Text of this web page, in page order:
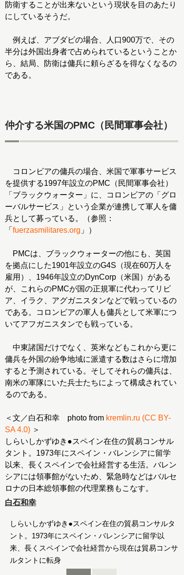
防衛することが出来ないという現状を目のあたり
にしているそうだ。
例えば、アブダビの場合、人口900万で、その
半分は外国出身者で占められているということか
ら、結局、防衛は傭兵に頼らざるを得なくなるの
である。
仲介する米国のPMC（民間軍事会社）
コロンビアの傭兵の場合、米国で軍事サービス
を提供する1997年設立のPMC（民間軍事会社）
「ブラックウォーター」に、コロンビアの「グロ
ーバルサービス」という企業が連携して軍人を傭
兵として募っている。（参照：
「 fuerzasmilitares.org 」）
PMCは、ブラックウォーターの他にも、英国
を拠点にした1901年設立のG4S（現在60万人を
雇用）、1946年設立のDynCorp（米国）がある
が、これらのPMCが国の正規軍に代わってリビ
ア、イラク、アグガニスタンなどで戦っているの
である。コロンビアの軍人も傭兵として米軍につ
いてアフガニスタンでも戦っている。
中東諸国だけでなく、英米などもこれから更に
傭兵を外国の紛争地域に派遣する数はさらに増加
すると予測されている。そしてそれらの傭兵は、
南米の軍隊にいた兵士たちによって構成されてい
るのである。
＜文／白石和幸 photo from kremlin.ru (CC BY-
SA 4.0) ＞
しらいしかずゆき●スペイン在住の貿易コンサル
タント。1973年にスペイン・バレンシアに留学
以来、長くスペインで会社経営する生活。バレン
シアには領事館がないため、緊急時などはバルセ
ロナの日本総領事館の代理業務もこなす。
白石和幸
しらいしかずゆき●スペイン在住の貿易コンサルタ
ント。1973年にスペイン・バレンシアに留学以
来、長くスペインで会社経営から現在は貿易コンサ
ルタントに転身